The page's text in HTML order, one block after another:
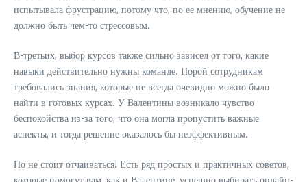
испытывала фрустрацию, потому что, по ее мнению, обучение не
должно быть чем-то стрессовым.
В-третьих, выбор курсов также сильно зависел от того, какие
навыки действительно нужны команде. Порой сотрудникам
требовались знания, которые не всегда очевидно можно было
найти в готовых курсах. У Валентины возникало чувство
беспокойства из-за того, что она могла пропустить важные
аспекты, и тогда решение оказалось бы неэффективным.
Но не стоит отчаиваться! Есть ряд простых и практичных советов,
которые помогут вам, как и Валентине, успешно выбирать онлайн-